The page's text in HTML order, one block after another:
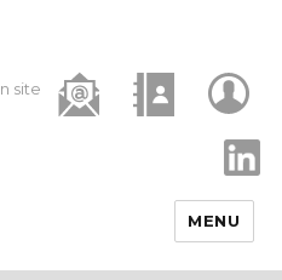
site
MENU